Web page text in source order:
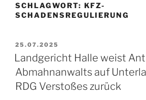
SCHLAGWORT: KFZ-
SCHADENSREGULIERUNG
VERÖFFENTLICHT
AM
25.07.2025
Landgericht Halle weist
Abmahnanwalts auf
RDG Verstoßes zurück